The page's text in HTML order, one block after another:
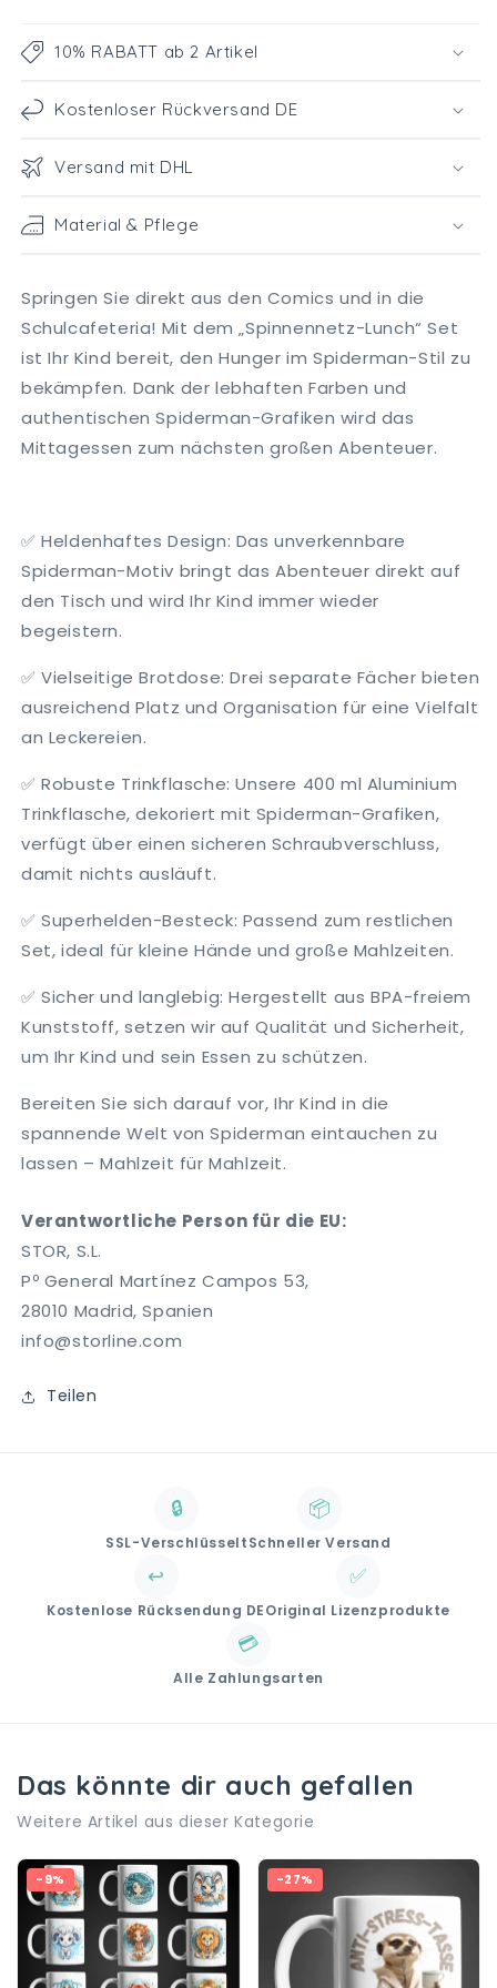
10% RABATT ab 2 Artikel
Kostenloser Rückversand DE
Versand mit DHL
Material & Pflege
Springen Sie direkt aus den Comics und in die
Schulcafeteria! Mit dem „Spinnennetz-Lunch“ Set
ist Ihr Kind bereit, den Hunger im Spiderman-Stil zu
bekämpfen. Dank der lebhaften Farben und
authentischen Spiderman-Grafiken wird das
Mittagessen zum nächsten großen Abenteuer.
✅ Heldenhaftes Design: Das unverkennbare
Spiderman-Motiv bringt das Abenteuer direkt auf
den Tisch und wird Ihr Kind immer wieder
begeistern.
✅ Vielseitige Brotdose: Drei separate Fächer bieten
ausreichend Platz und Organisation für eine Vielfalt
an Leckereien.
✅ Robuste Trinkflasche: Unsere 400 ml Aluminium
Trinkflasche, dekoriert mit Spiderman-Grafiken,
verfügt über einen sicheren Schraubverschluss,
damit nichts ausläuft.
✅ Superhelden-Besteck: Passend zum restlichen
Set, ideal für kleine Hände und große Mahlzeiten.
✅ Sicher und langlebig: Hergestellt aus BPA-freiem
Kunststoff, setzen wir auf Qualität und Sicherheit,
um Ihr Kind und sein Essen zu schützen.
Bereiten Sie sich darauf vor, Ihr Kind in die
spannende Welt von Spiderman eintauchen zu
lassen – Mahlzeit für Mahlzeit.
Verantwortliche Person für die EU:
STOR, S.L.
Pº General Martínez Campos 53,
28010 Madrid, Spanien
info@storline.com
Teilen
🔒
SSL-Verschlüsselt
📦
Schneller Versand
↩️
Kostenlose Rücksendung DE
✅
Original Lizenzprodukte
💳
Alle Zahlungsarten
Das könnte dir auch gefallen
Weitere Artikel aus dieser Kategorie
-9% -27%